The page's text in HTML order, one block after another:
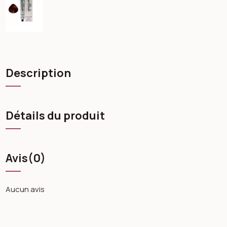
Description
Détails du produit
Avis(0)
Aucun avis